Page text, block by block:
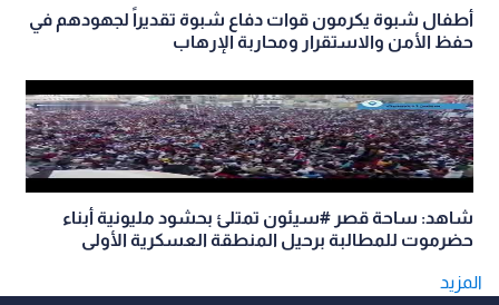
أطفال شبوة يكرمون قوات دفاع شبوة تقديراً لجهودهم في
حفظ الأمن والاستقرار ومحاربة الإرهاب
شاهد: ساحة قصر #سيئون تمتلئ بحشود مليونية أبناء
حضرموت للمطالبة برحيل المنطقة العسكرية الأولى
المزيد